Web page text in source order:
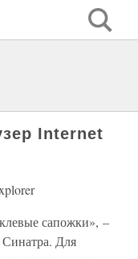
Internet
сапожки», –
Для